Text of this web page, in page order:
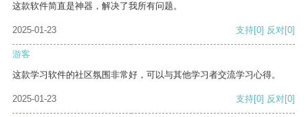
这款软件简直是神器，解决了我所有问题。
2025-01-23 支持[0] 反对[0]
游客
这款学习软件的社区氛围非常好，可以与其他学习者交流学习心得。
2025-01-23 支持[0] 反对[0]